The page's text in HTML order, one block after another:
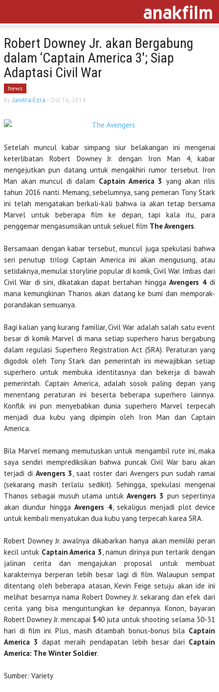
Robert Downey Jr. akan Bergabung
dalam ‘Captain America 3′; Siap
Adaptasi Civil War
News
by Janitra Ezra - Oct 16, 2014
Setelah muncul kabar simpang siur belakangan ini mengenai
keterlibatan Robert Downey Jr. dengan Iron Man 4, kabar
mengejutkan pun datang untuk mengakhiri rumor tersebut. Iron
Man akan muncul di dalam Captain America 3 yang akan rilis
tahun 2016 nanti. Memang, sebelumnya, sang pemeran Tony Stark
ini telah mengatakan berkali-kali bahwa ia akan tetap bersama
Marvel untuk beberapa film ke depan, tapi kala itu, para
penggemar mengasumsikan untuk sekuel film The Avengers.
Bersamaan dengan kabar tersebut, muncul juga spekulasi bahwa
seri penutup trilogi Captain America ini akan mengusung, atau
setidaknya, memulai storyline popular di komik, Civil War. Imbas dari
Civil War di sini, dikatakan dapat bertahan hinggaAvengers 4di
mana kemungkinan Thanos akan datang ke bumi dan memporak-
porandakan semuanya.
Bagi kalian yang kurang familiar, Civil War adalah salah satu event
besar di komik Marvel di mana setiap superhero harus bergabung
dalam regulasi Superhero Registration Act (SRA). Peraturan yang
digodok oleh Tony Stark dan pemerintah ini mewajibkan setiap
superhero untuk membuka identitasnya dan bekerja di bawah
pemerintah. Captain America, adalah sosok paling depan yang
menentang peraturan ini beserta beberapa superhero lainnya.
Konflik ini pun menyebabkan dunia superhero Marvel terpecah
menjadi dua kubu yang dipimpin oleh Iron Man dan Captain
America.
Bila Marvel memang memutuskan untuk mengambil rute ini, maka
saya sendiri memprediksikan bahwa puncak Civil War baru akan
terjadi di Avengers 3, saat roster dari Avengers pun sudah ramai
(sekarang masih terlalu sedikit). Sehingga, spekulasi mengenai
Thanos sebagai musuh utama untuk Avengers 3 pun sepertinya
akan diundur hinggaAvengers 4, sekaligus menjadi plot device
untuk kembali menyatukan dua kubu yang terpecah karea SRA.
Robert Downey Jr. awalnya dikabarkan hanya akan memiliki peran
kecil untuk Captain America 3, namun dirinya pun tertarik dengan
jalinan cerita dan mengajukan proposal untuk membuat
karakternya berperan lebih besar lagi di film. Walaupun sempat
ditentang oleh beberapa atasan, Kevin Feige setuju akan ide ini
melihat besarnya nama Robert Downey Jr. sekarang dan efek dari
cerita yang bisa menguntungkan ke depannya. Konon, bayaran
Robert Downey Jr. mencapai $40 juta untuk shooting selama 30-31
hari di film ini. Plus, masih ditambah bonus-bonus bila Captain
America 3 dapat meraih pendapatan lebih besar dari Captain
America: The Winter Soldier.
Sumber: Variety